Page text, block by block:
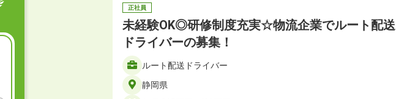
正社員
未経験OK◎研修制度充実☆物流企業でルート配送
ドライバーの募集！
ルート配送ドライバー
静岡県